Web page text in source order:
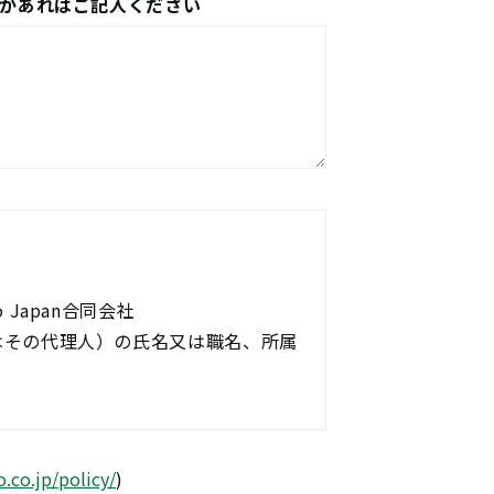
Japan合同会社
の代理人）の氏名又は職名、所属
policy/)